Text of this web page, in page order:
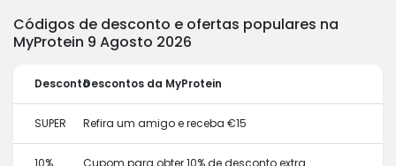
Códigos de desconto e ofertas populares na
MyProtein 9 Agosto 2026
DescontoDescontos da MyProtein
SUPER Refira um amigo e receba €15
10% Cupom para obter 10% de desconto extra